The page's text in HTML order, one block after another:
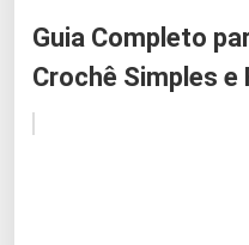
Guia Completo
Crochê Simples e